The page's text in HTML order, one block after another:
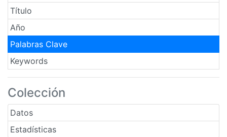
Título
Año
Palabras Clave
Keywords
Colección
Datos
Estadísticas